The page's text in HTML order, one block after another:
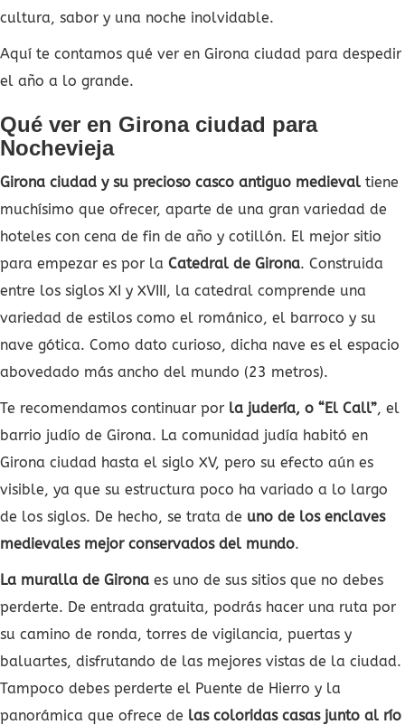
cultura, sabor y una noche inolvidable.
Aquí te contamos qué ver en Girona ciudad para despedir
el año a lo grande.
Qué ver en Girona ciudad para
Nochevieja
Girona ciudad y su precioso casco antiguo medieval tiene
muchísimo que ofrecer, aparte de una gran variedad de
hoteles con cena de fin de año y cotillón. El mejor sitio
para empezar es por la Catedral de Girona. Construida
entre los siglos XI y XVIII, la catedral comprende una
variedad de estilos como el románico, el barroco y su
nave gótica. Como dato curioso, dicha nave es el espacio
abovedado más ancho del mundo (23 metros).
Te recomendamos continuar por la judería, o “El Call”, el
barrio judío de Girona. La comunidad judía habitó en
Girona ciudad hasta el siglo XV, pero su efecto aún es
visible, ya que su estructura poco ha variado a lo largo
de los siglos. De hecho, se trata de uno de los enclaves
medievales mejor conservados del mundo.
La muralla de Girona es uno de sus sitios que no debes
perderte. De entrada gratuita, podrás hacer una ruta por
su camino de ronda, torres de vigilancia, puertas y
baluartes, disfrutando de las mejores vistas de la ciudad.
Tampoco debes perderte el Puente de Hierro y la
panorámica que ofrece de las coloridas casas junto al río